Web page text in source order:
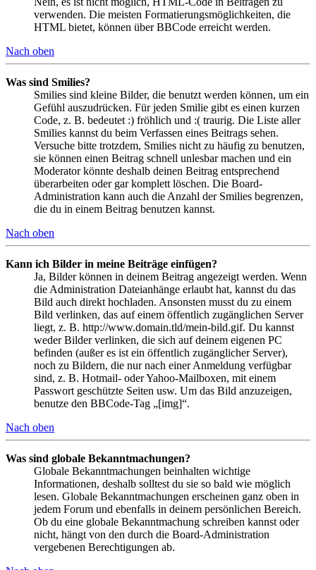
verwenden. Die meisten Formatierungsmöglichkeiten, die
HTML bietet, können über BBCode erreicht werden.
Nach oben
Was sind Smilies?
Smilies sind kleine Bilder, die benutzt werden können, um ein
Gefühl auszudrücken. Für jeden Smilie gibt es einen kurzen
Code, z. B. bedeutet :) fröhlich und :( traurig. Die Liste aller
Smilies kannst du beim Verfassen eines Beitrags sehen.
Versuche bitte trotzdem, Smilies nicht zu häufig zu benutzen,
sie können einen Beitrag schnell unlesbar machen und ein
Moderator könnte deshalb deinen Beitrag entsprechend
überarbeiten oder gar komplett löschen. Die Board-
Administration kann auch die Anzahl der Smilies begrenzen,
die du in einem Beitrag benutzen kannst.
Nach oben
Kann ich Bilder in meine Beiträge einfügen?
Ja, Bilder können in deinem Beitrag angezeigt werden. Wenn
die Administration Dateianhänge erlaubt hat, kannst du das
Bild auch direkt hochladen. Ansonsten musst du zu einem
Bild verlinken, das auf einem öffentlich zugänglichen Server
liegt, z. B. http://www.domain.tld/mein-bild.gif. Du kannst
weder Bilder verlinken, die sich auf deinem eigenen PC
befinden (außer es ist ein öffentlich zugänglicher Server),
noch zu Bildern, die nur nach einer Anmeldung verfügbar
sind, z. B. Hotmail- oder Yahoo-Mailboxen, mit einem
Passwort geschützte Seiten usw. Um das Bild anzuzeigen,
benutze den BBCode-Tag „[img]“.
Nach oben
Was sind globale Bekanntmachungen?
Globale Bekanntmachungen beinhalten wichtige
Informationen, deshalb solltest du sie so bald wie möglich
lesen. Globale Bekanntmachungen erscheinen ganz oben in
jedem Forum und ebenfalls in deinem persönlichen Bereich.
Ob du eine globale Bekanntmachung schreiben kannst oder
nicht, hängt von den durch die Board-Administration
vergebenen Berechtigungen ab.